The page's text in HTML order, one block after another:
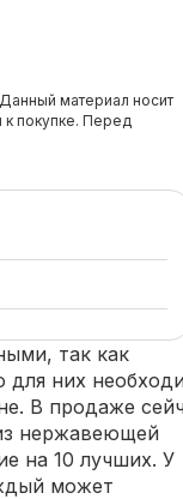
Данный материал носит
к покупке. Перед
так как
для них
В продаже
нержавеющей
на 10 лучших. У
может